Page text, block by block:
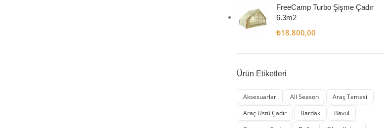
FreeCamp Turbo Şişme Çadır
6.3m2
₺18.800,00
Ürün Etiketleri
Aksesuarlar All Season
Araç Tentesi
Araç Üstü Çadır
Bardak
Bavul